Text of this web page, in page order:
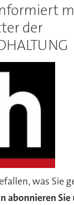
der
was Sie
abonnieren Sie